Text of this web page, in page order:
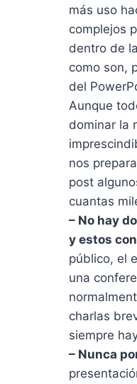
más uso
complejos
dentro de
como son,
del
Aunque
dominar la
nos
post
cuantas
– No hay
y estos
público, el
una
charlas
siempre
– Nunca